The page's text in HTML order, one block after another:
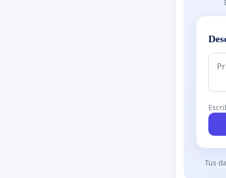
Tus